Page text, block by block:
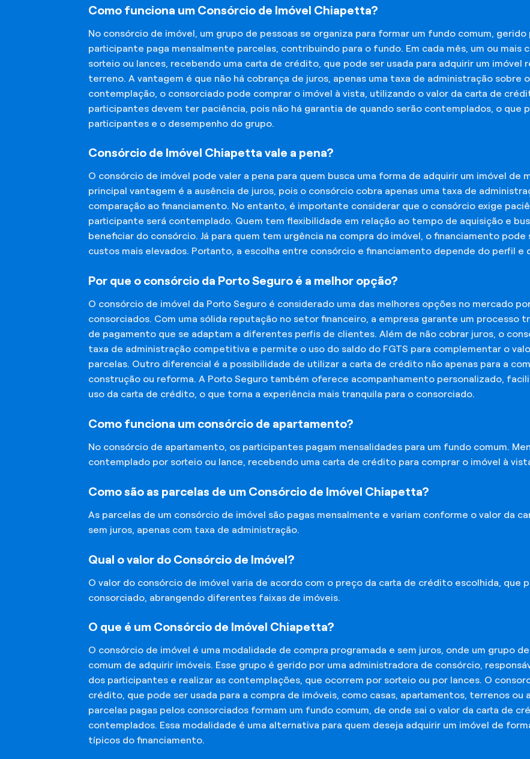
Como funciona um Consórcio de Imóvel Chiapetta?
No consórcio de imóvel, um grupo de pessoas se organiza para formar um fundo comum,
participante paga mensalmente parcelas, contribuindo para o fundo. Em cada mês, um ou mais
sorteio ou lances, recebendo uma carta de crédito, que pode ser usada para adquirir um imóvel
terreno. A vantagem é que não há cobrança de juros, apenas uma taxa de administração sobre
contemplação, o consorciado pode comprar o imóvel à vista, utilizando o valor da carta de
participantes devem ter paciência, pois não há garantia de quando serão contemplados, o que
participantes e o desempenho do grupo.
Consórcio de Imóvel Chiapetta vale a pena?
O consórcio de imóvel pode valer a pena para quem busca uma forma de adquirir um imóvel de
principal vantagem é a ausência de juros, pois o consórcio cobra apenas uma taxa de
comparação ao financiamento. No entanto, é importante considerar que o consórcio exige
participante será contemplado. Quem tem flexibilidade em relação ao tempo de aquisição e
beneficiar do consórcio. Já para quem tem urgência na compra do imóvel, o financiamento pode
custos mais elevados. Portanto, a escolha entre consórcio e financiamento depende do perfil e
Por que o consórcio da Porto Seguro é a melhor opção?
O consórcio de imóvel da Porto Seguro é considerado uma das melhores opções no mercado
consorciados. Com uma sólida reputação no setor financeiro, a empresa garante um processo
de pagamento que se adaptam a diferentes perfis de clientes. Além de não cobrar juros, o
taxa de administração competitiva e permite o uso do saldo do FGTS para complementar o
parcelas. Outro diferencial é a possibilidade de utilizar a carta de crédito não apenas para a
construção ou reforma. A Porto Seguro também oferece acompanhamento personalizado,
uso da carta de crédito, o que torna a experiência mais tranquila para o consorciado.
Como funciona um consórcio de apartamento?
No consórcio de apartamento, os participantes pagam mensalidades para um fundo comum.
contemplado por sorteio ou lance, recebendo uma carta de crédito para comprar o imóvel à
Como são as parcelas de um Consórcio de Imóvel Chiapetta?
As parcelas de um consórcio de imóvel são pagas mensalmente e variam conforme o valor da
sem juros, apenas com taxa de administração.
Qual o valor do Consórcio de Imóvel?
O valor do consórcio de imóvel varia de acordo com o preço da carta de crédito escolhida, que
consorciado, abrangendo diferentes faixas de imóveis.
O que é um Consórcio de Imóvel Chiapetta?
O consórcio de imóvel é uma modalidade de compra programada e sem juros, onde um grupo
comum de adquirir imóveis. Esse grupo é gerido por uma administradora de consórcio,
dos participantes e realizar as contemplações, que ocorrem por sorteio ou por lances. O
crédito, que pode ser usada para a compra de imóveis, como casas, apartamentos, terrenos ou
parcelas pagas pelos consorciados formam um fundo comum, de onde sai o valor da carta de
contemplados. Essa modalidade é uma alternativa para quem deseja adquirir um imóvel de
típicos do financiamento.